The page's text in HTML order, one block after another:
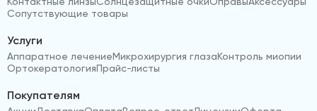
Сопутствующие товары
Услуги
Аппаратное лечениеМикрохирургия глазаКонтроль миопии
ОртокератологияПрайс-листы
Покупателям